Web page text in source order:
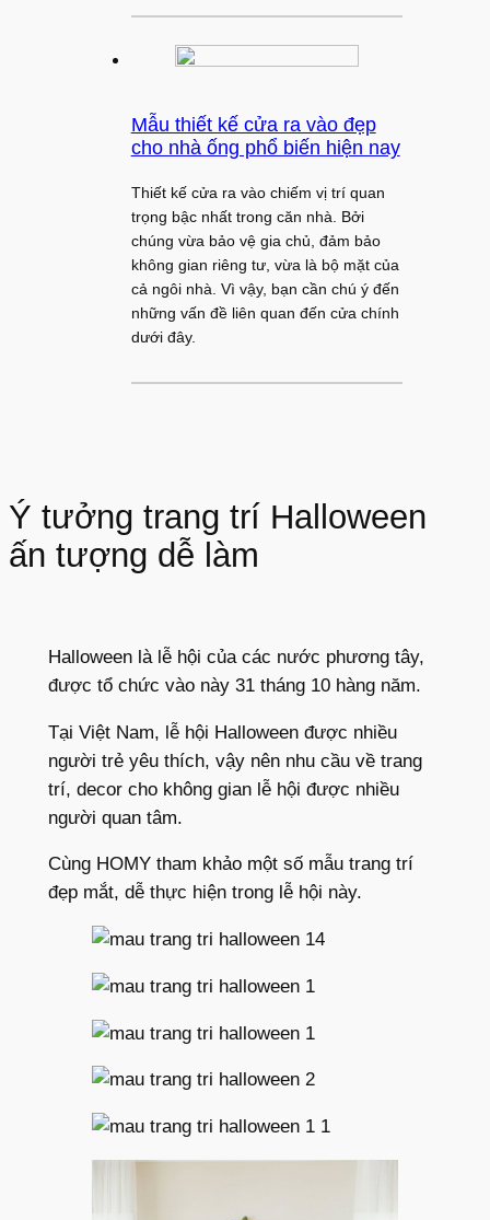
Mẫu thiết kế cửa ra vào đẹp
cho nhà ống phổ biến hiện nay
Thiết kế cửa ra vào chiếm vị trí quan
trọng bậc nhất trong căn nhà. Bởi
chúng vừa bảo vệ gia chủ, đảm bảo
không gian riêng tư, vừa là bộ mặt của
cả ngôi nhà. Vì vậy, bạn cần chú ý đến
những vấn đề liên quan đến cửa chính
dưới đây.
Ý tưởng trang trí Halloween
ấn tượng dễ làm
Halloween là lễ hội của các nước phương tây,
được tổ chức vào này 31 tháng 10 hàng năm.
Tại Việt Nam, lễ hội Halloween được nhiều
người trẻ yêu thích, vậy nên nhu cầu về trang
trí, decor cho không gian lễ hội được nhiều
người quan tâm.
Cùng HOMY tham khảo một số mẫu trang trí
đẹp mắt, dễ thực hiện trong lễ hội này.